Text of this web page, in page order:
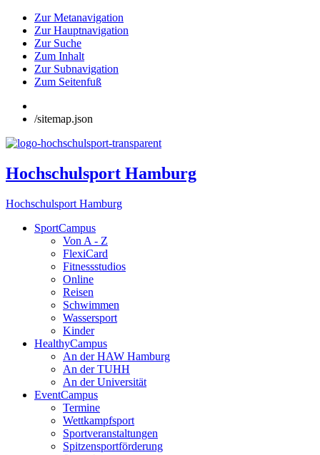
Zur Metanavigation
Zur Hauptnavigation
Zur Suche
Zum Inhalt
Zur Subnavigation
Zum Seitenfuß
/sitemap.json
Hochschulsport Hamburg
Hochschulsport Hamburg
SportCampus
Von A - Z
FlexiCard
Fitnessstudios
Online
Reisen
Schwimmen
Wassersport
Kinder
HealthyCampus
An der HAW Hamburg
An der TUHH
An der Universität
EventCampus
Termine
Wettkampfsport
Sportveranstaltungen
Spitzensportförderung